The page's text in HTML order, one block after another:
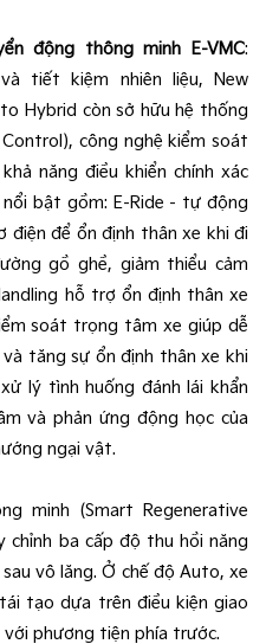
động thông minh E-VMC:
tiết kiệm nhiên liệu, New
Hybrid còn sở hữu hệ thống
Control), công nghệ kiểm soát
năng điều khiển chính xác
bật gồm: E-Ride - tự động
điện để ổn định thân xe khi đi
gồ ghề, giảm thiểu cảm
hỗ trợ ổn định thân xe
soát trọng tâm xe giúp dễ
tăng sự ổn định thân xe khi
lý tình huống đánh lái khẩn
và phản ứng động học của
ngại vật.
minh (Smart Regenerative
chỉnh ba cấp độ thu hồi năng
vô lăng. Ở chế độ Auto, xe
tạo dựa trên điều kiện giao
với phương tiện phía trước.